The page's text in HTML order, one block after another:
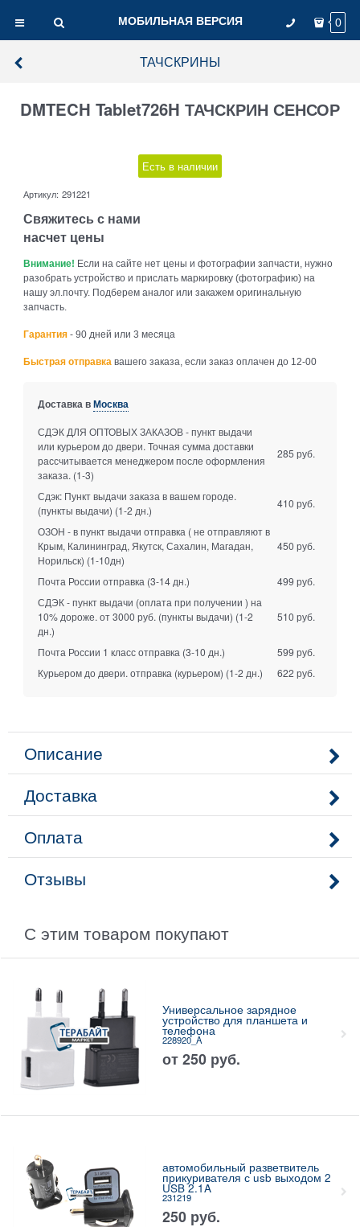
МОБИЛЬНАЯ ВЕРСИЯ 0
ТАЧСКРИНЫ
DMTECH Tablet726H ТАЧСКРИН СЕНСОР
Есть в наличии
Артикул: 291221
Свяжитесь с нами
насчет цены
Внимание! Если на сайте нет цены и фотографии запчасти, нужно
разобрать устройство и прислать маркировку (фотографию) на
нашу эл.почту. Подберем аналог или закажем оригинальную
запчасть.
Гарантия - 90 дней или 3 месяца
Быстрая отправка вашего заказа, если заказ оплачен до 12-00
Доставка вМосква
СДЭК ДЛЯ ОПТОВЫХ ЗАКАЗОВ - пункт выдачи
или курьером до двери. Точная сумма доставки
рассчитывается менеджером после оформления
заказа. (1-3)
285 руб.
Сдэк: Пункт выдачи заказа в вашем городе.
(пункты выдачи) (1-2 дн.)
410 руб.
ОЗОН - в пункт выдачи отправка ( не отправляют в
Крым, Калининград, Якутск, Сахалин, Магадан,
Норильск) (1-10дн)
450 руб.
Почта России отправка (3-14 дн.)
499 руб.
СДЭК - пункт выдачи (оплата при получении ) на
10% дороже. от 3000 руб. (пункты выдачи) (1-2
дн.)
510 руб.
Почта России 1 класс отправка (3-10 дн.)
599 руб.
Курьером до двери. отправка (курьером) (1-2 дн.) 622 руб.
Описание
Доставка
Оплата
Отзывы
С этим товаром покупают
Универсальное зарядное
устройство для планшета и
телефона
228920_A
от 250 руб.
автомобильный разветвитель
прикуривателя с usb выходом 2
USB 2.1A
231219
250 руб.